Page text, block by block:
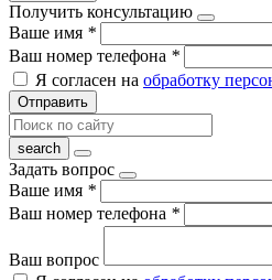
Получить консультацию
Ваше имя *
Ваш номер телефона *
Я согласен на обработку
Отправить
Задать вопрос
Ваше имя *
Ваш номер телефона *
Ваш вопрос